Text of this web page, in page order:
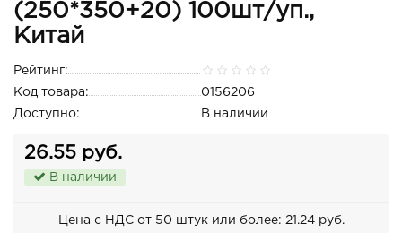
(250*350+20) 100шт/уп.,
Китай
Рейтинг:
Код товара:
0156206
Доступно:
В наличии
26.55 руб.
В наличии
Цена с НДС от 50 штук или более: 21.24 руб.